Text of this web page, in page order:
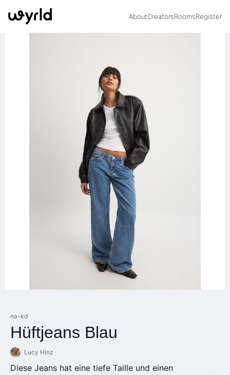
AboutCreatorsRoomsRegister
na-kd
Hüftjeans Blau
Lucy Hinz
Diese Jeans hat eine tiefe Taille und einen